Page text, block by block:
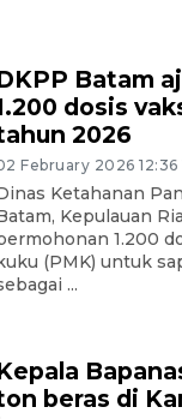
Batam
dosis
2026
February 2026 12:36
Ketahanan
Kepulauan
1.200
(PMK) untuk
...
beras di